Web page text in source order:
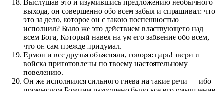
Выслушав это и изумившись предложению необычного
выхода, он совершенно обо всем забыл и спрашивал: что
это за дело, которое он с такою поспешностью
исполнил? Было же это действием властвующего над
всем Бога, Который навел на ум его забвение обо всем,
что он сам прежде придумал.
Ермон и все друзья объясняли, говоря: царь! звери и
войска приготовлены по твоему настоятельному
повелению.
Он же исполнился сильного гнева на такие речи — ибо